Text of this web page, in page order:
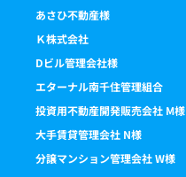
あさひ不動産様
Ｋ株式会社
Dビル管理会社様
エターナル南千住管理組合
投資用不動産開発販売会社 M様
大手賃貸管理会社 N様
分譲マンション管理会社 W様